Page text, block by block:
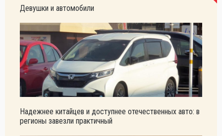
Девушки и автомобили
Надежнее китайцев и доступнее отечественных авто: в
регионы завезли практичный